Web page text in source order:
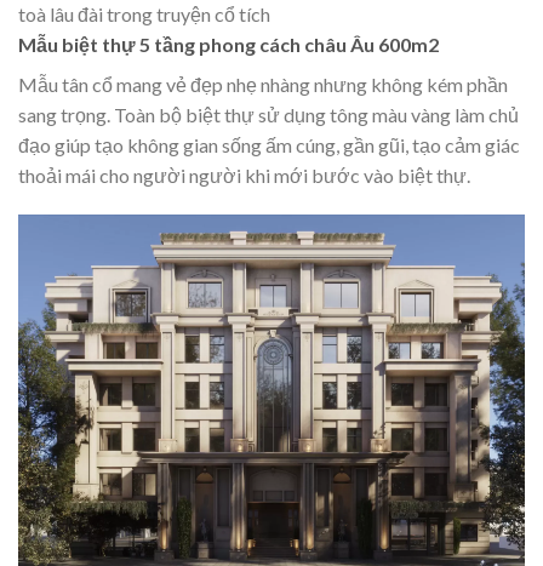
toà lâu đài trong truyện cổ tích
Mẫu biệt thự 5 tầng phong cách châu Âu 600m2
Mẫu tân cổ mang vẻ đẹp nhẹ nhàng nhưng không kém phần
sang trọng. Toàn bộ biệt thự sử dụng tông màu vàng làm chủ
đạo giúp tạo không gian sống ấm cúng, gần gũi, tạo cảm giác
thoải mái cho người người khi mới bước vào biệt thự.